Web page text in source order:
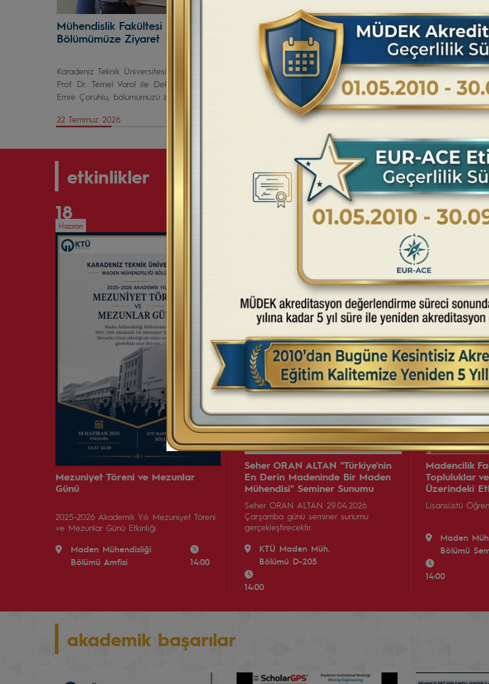
Mühendislik Fakültesi Yönetiminden
Bölümümüze Ziyaret
Karadeniz Teknik Üniversitesi Mühendislik Fakültesi Dekanı
Prof. Dr. Temel Varol ile Dekan Yardımcısı Prof. Dr. Yakup
Emre Çoruhlu, bölümümüzü ziyaret etti.
22 Temmuz 2026
KTÜ Maden Mühendisliği Bölümü
Videosu 2026
2026 bölüm tanıtım videosu için tıklayınız.
14 Temmuz 2026
etkinlikler
18
Haziran
Mezuniyet Töreni ve Mezunlar
Günü
2025-2026 Akademik Yılı Mezuniyet Töreni
ve Mezunlar Günü Etkinliği
Maden Mühendisliği
Bölümü Amfisi
14:00
Seher ORAN ALTAN ''Türkiye'nin
En Derin Madeninde Bir Maden
Mühendisi'' Seminer Sunumu
Seher ORAN ALTAN 29.04.2026
Çarşamba günü seminer sunumu
gerçekleştirecektir.
KTÜ Maden Müh.
Bölümü D-205
14:00
17
Aralık
Madencilik
Topluluklar
Üzerindeki
Lisansüstü
Maden
Bölümü
14:00
akademik başarılar